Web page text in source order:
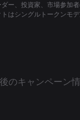
ー、投資家、市場参加
はシングルトークンモ
ークンです。これらは
のキャンペーン情